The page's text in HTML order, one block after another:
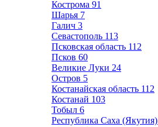
Кострома 91
Шарья 7
Галич 3
Севастополь 113
Псковская область 112
Псков 60
Великие Луки 24
Остров 5
Костанайская область 112
Костанай 103
Тобыл 6
Республика Саха (Якутия)